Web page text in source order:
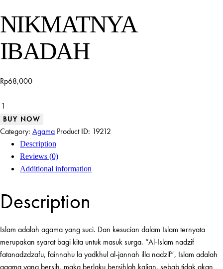
NIKMATNYA
IBADAH
Rp68,000
NIKMATNYA
IBADAH
quantity
BUY NOW
Category: Agama Product ID: 19212
Description
Reviews (0)
Additional information
Description
Islam adalah agama yang suci. Dan kesucian dalam Islam ternyata
merupakan syarat bagi kita untuk masuk surga. “Al-Islam nadzif
fatanadzdzafu, fainnahu la yadkhul al-jannah illa nadzif”, Islam adalah